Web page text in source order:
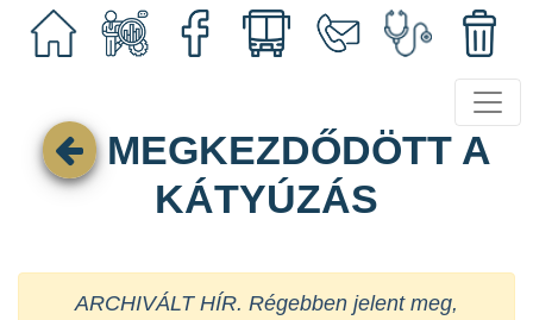
MEGKEZDŐDÖTT A
KÁTYÚZÁS
ARCHIVÁLT HÍR. Régebben jelent meg,